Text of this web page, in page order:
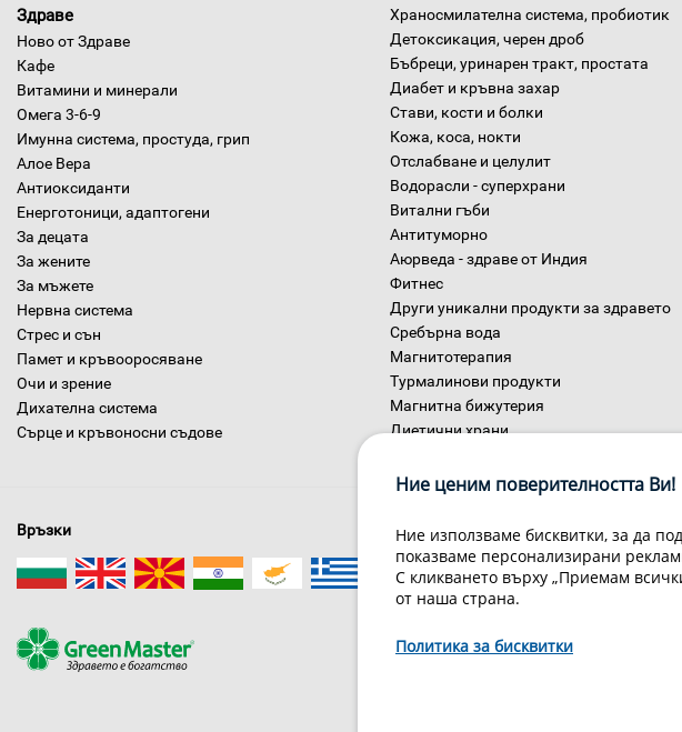
Здраве
Ново от Здраве
Кафе
Витамини и минерали
Омега 3-6-9
Имунна система, простуда, грип
Алое Вера
Антиоксиданти
Енерготоници, адаптогени
За децата
За жените
За мъжете
Нервна система
Стрес и сън
Памет и кръвооросяване
Очи и зрение
Дихателна система
Сърце и кръвоносни съдове
Храносмилателна система, пробиотик
Детоксикация, черен дроб
Бъбреци, уринарен тракт, простата
Диабет и кръвна захар
Стави, кости и болки
Кожа, коса, нокти
Отслабване и целулит
Водорасли - суперхрани
Витални гъби
Антитуморно
Аюрведа - здраве от Индия
Фитнес
Други уникални продукти за здравето
Сребърна вода
Магнитотерапия
Турмалинови продукти
Магнитна бижутерия
Диетични храни
Връзки
За нас Условия за доставка
© 1998-2020
Ние ценим поверителността Ви!
Ние използваме бисквитки, за да
показваме персонализирани
С кликването върху „Приемам
от наша страна.
Политика за бисквитки